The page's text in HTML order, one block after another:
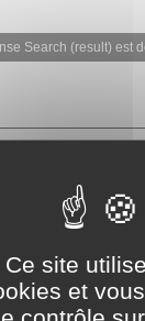
Search (result) est
★★★★★
Etsy : 900 ventes,
Ce site
et